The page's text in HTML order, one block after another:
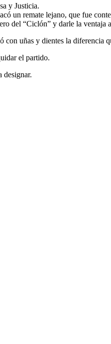
y Justicia.
un remate lejano, que fue
del “Ciclón” y darle la ventaja
uñas y dientes la diferencia
el partido.
designar.